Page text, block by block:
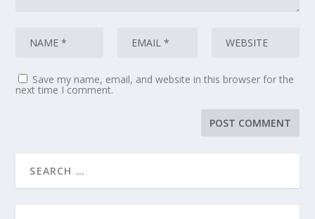
Save my name, email, and website in this browser for the
next time I comment.